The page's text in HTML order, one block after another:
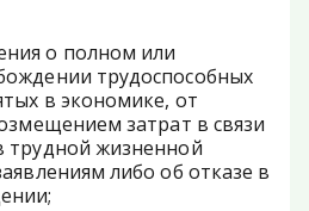
о полном или
трудоспособных
в экономике, от
затрат в связи
трудной жизненной
либо об отказе в